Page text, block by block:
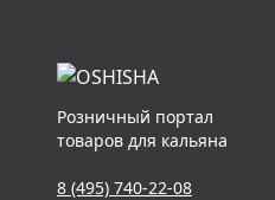
Розничный портал
товаров для кальяна
8 (495) 740-22-08